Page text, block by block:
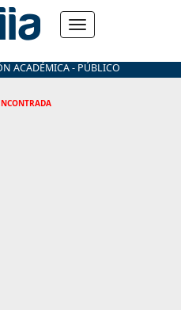
ACADÉMICA - PÚBLICO